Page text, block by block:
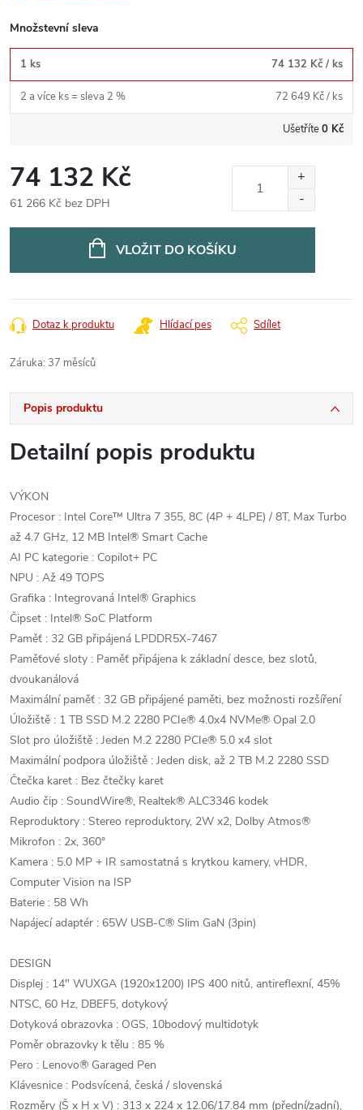
Množstevní sleva
1 ks 74 132 Kč / ks
2 a více ks = sleva 2 % 72 649 Kč/ ks
Ušetříte0 Kč
74 132 Kč
61 266 Kč bez DPH
VLOŽIT DO KOŠÍKU
Dotaz k produktu Hlídací pes Sdílet
Záruka: 37 měsíců
Popis produktu
Detailní popis produktu
VÝKON
Procesor : Intel Core™ Ultra 7 355, 8C (4P + 4LPE) / 8T, Max Turbo
až 4.7 GHz, 12 MB Intel® Smart Cache
AI PC kategorie : Copilot+ PC
NPU : Až 49 TOPS
Grafika : Integrovaná Intel® Graphics
Čipset : Intel® SoC Platform
Paměť : 32 GB připájená LPDDR5X-7467
Paměťové sloty : Paměť připájena k základní desce, bez slotů,
dvoukanálová
Maximální paměť : 32 GB připájené paměti, bez možnosti rozšíření
Úložiště : 1 TB SSD M.2 2280 PCIe® 4.0x4 NVMe® Opal 2.0
Slot pro úložiště : Jeden M.2 2280 PCIe® 5.0 x4 slot
Maximální podpora úložiště : Jeden disk, až 2 TB M.2 2280 SSD
Čtečka karet : Bez čtečky karet
Audio čip : SoundWire®, Realtek® ALC3346 kodek
Reproduktory : Stereo reproduktory, 2W x2, Dolby Atmos®
Mikrofon : 2x, 360°
Kamera : 5.0 MP + IR samostatná s krytkou kamery, vHDR,
Computer Vision na ISP
Baterie : 58 Wh
Napájecí adaptér : 65W USB-C® Slim GaN (3pin)
DESIGN
Displej : 14" WUXGA (1920x1200) IPS 400 nitů, antireflexní, 45%
NTSC, 60 Hz, DBEF5, dotykový
Dotyková obrazovka : OGS, 10bodový multidotyk
Poměr obrazovky k tělu : 85 %
Pero : Lenovo® Garaged Pen
Klávesnice : Podsvícená, česká / slovenská
Rozměry (Š x H x V) : 313 x 224 x 12.06/17.84 mm (přední/zadní),